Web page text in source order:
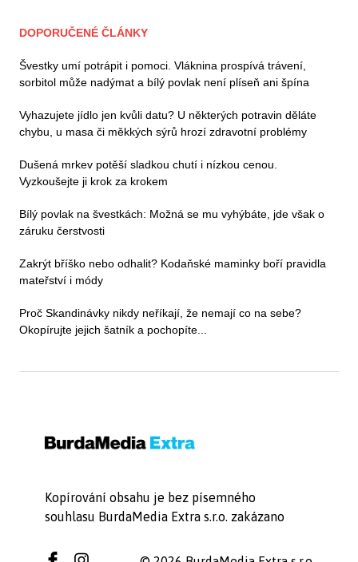
DOPORUČENÉ ČLÁNKY
Švestky umí potrápit i pomoci. Vláknina prospívá trávení,
sorbitol může nadýmat a bílý povlak není plíseň ani špína
Vyhazujete jídlo jen kvůli datu? U některých potravin děláte
chybu, u masa či měkkých sýrů hrozí zdravotní problémy
Dušená mrkev potěší sladkou chutí i nízkou cenou.
Vyzkoušejte ji krok za krokem
Bílý povlak na švestkách: Možná se mu vyhýbáte, jde však o
záruku čerstvosti
Zakrýt bříško nebo odhalit? Kodaňské maminky boří pravidla
mateřství i módy
Proč Skandinávky nikdy neříkají, že nemají co na sebe?
Okopírujte jejich šatník a pochopíte...
Kopírování obsahu je bez písemného
souhlasu BurdaMedia Extra s.r.o. zakázano